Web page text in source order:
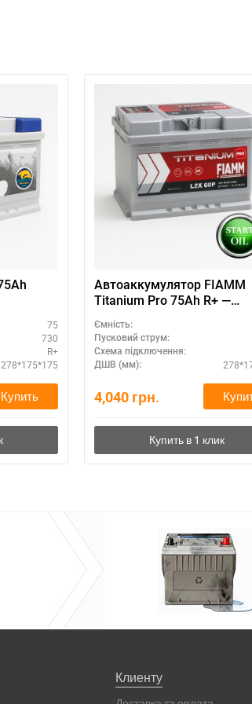
75
730
R+
278*175*175
Купить
Автоаккумулятор FIAMM
Titanium Pro 75Ah R+ —
выгодная покупка
Ємність:
Пусковий струм:
Схема підключення:
ДШВ (мм):
4,040 грн.
Клиенту